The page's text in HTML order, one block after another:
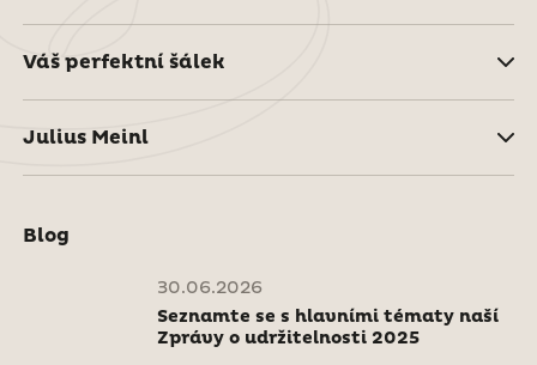
Váš perfektní šálek
Julius Meinl
Blog
30.06.2026
Seznamte se s hlavními tématy naší
Zprávy o udržitelnosti 2025